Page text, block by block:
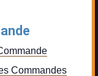
Commandes